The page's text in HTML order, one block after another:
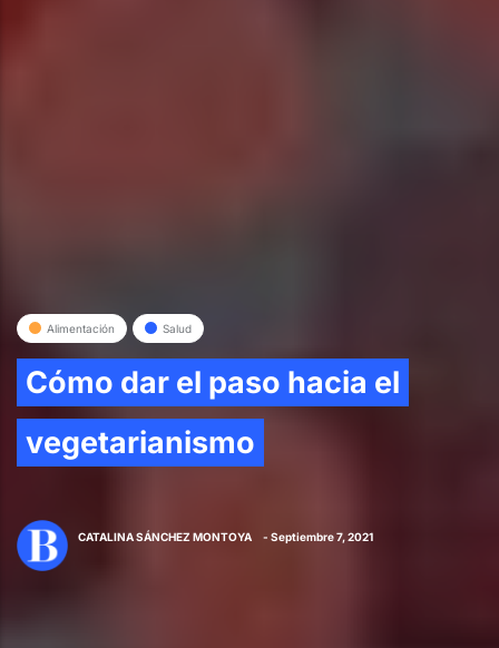
Alimentación Salud
Cómo dar el paso hacia el
vegetarianismo
CATALINA SÁNCHEZ MONTOYA - Septiembre 7, 2021